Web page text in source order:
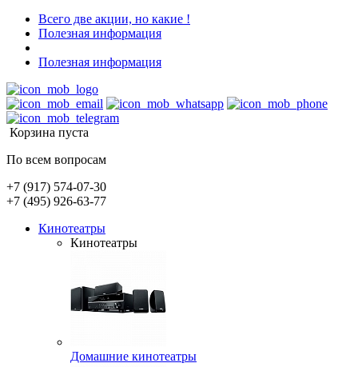
Всего две акции, но какие !
Полезная информация
Полезная информация
Корзина пуста
По всем вопросам
+7 (917) 574-07-30
+7 (495) 926-63-77
Кинотеатры
Кинотеатры
Домашние кинотеатры